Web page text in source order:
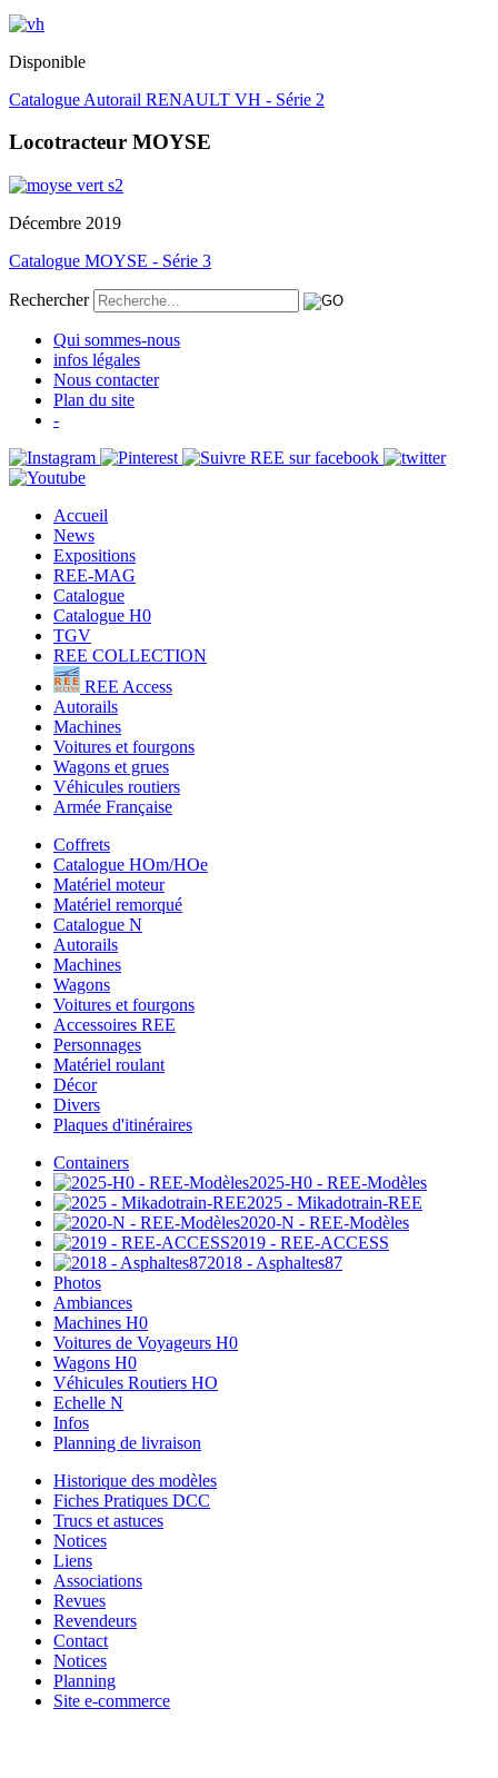
Disponible
Catalogue Autorail RENAULT VH - Série 2
Locotracteur MOYSE
Décembre 2019
Catalogue MOYSE - Série 3
Rechercher
Qui sommes-nous
infos légales
Nous contacter
Plan du site
-
Accueil
News
Expositions
REE-MAG
Catalogue
Catalogue H0
TGV
REE COLLECTION
REE Access
Autorails
Machines
Voitures et fourgons
Wagons et grues
Véhicules routiers
Armée Française
Coffrets
Catalogue HOm/HOe
Matériel moteur
Matériel remorqué
Catalogue N
Autorails
Machines
Wagons
Voitures et fourgons
Accessoires REE
Personnages
Matériel roulant
Décor
Divers
Plaques d'itinéraires
Containers
2025-H0 - REE-Modèles
2025 - Mikadotrain-REE
2020-N - REE-Modèles
2019 - REE-ACCESS
2018 - Asphaltes87
Photos
Ambiances
Machines H0
Voitures de Voyageurs H0
Wagons H0
Véhicules Routiers HO
Echelle N
Infos
Planning de livraison
Historique des modèles
Fiches Pratiques DCC
Trucs et astuces
Notices
Liens
Associations
Revues
Revendeurs
Contact
Notices
Planning
Site e-commerce